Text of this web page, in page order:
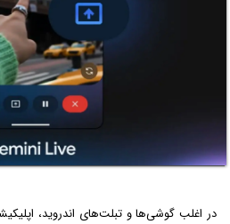
در اغلب گوشی‌ها و تبلت‌های اندروید،